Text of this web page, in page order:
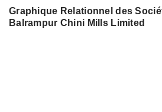
LIMITED
EMAMI LIMITED
Graphique Relationnel des
Balrampur Chini Mills Limited